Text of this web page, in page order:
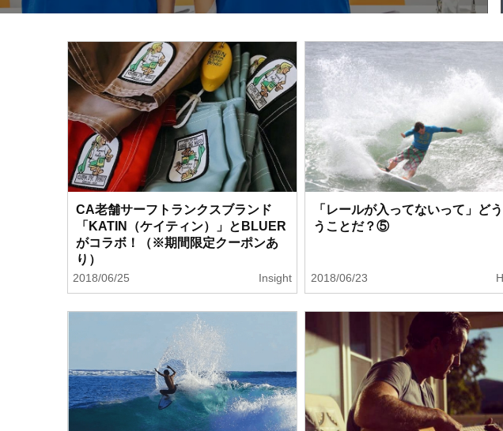
CA老舗サーフトランクスブランド
「KATIN（ケイティン）」とBLUER
がコラボ！（※期間限定クーポンあ
り）
2018/06/25 Insight
「レールが入ってないって」ど
うことだ？⑤
2018/06/23